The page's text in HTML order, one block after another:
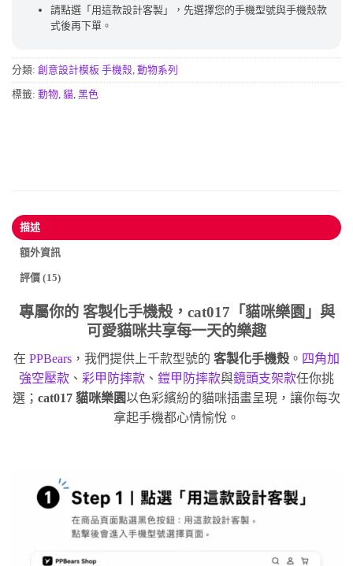
請點選「用這款設計客製」，先選擇您的手機型號與手機殼款
式後再下單。
分類: 創意設計模板 手機殼 動物系列
標籤: 動物 貓 黑色
描述
額外資訊
評價 (15)
專屬你的 客製化手機殼，cat017「貓咪樂園」與
可愛貓咪共享每一天的樂趣
在 PPBears ，我們提供上千款型號的 客製化手機殼 。 四角加
強空壓款 、 彩甲防摔款 、 鎧甲防摔款與鏡頭支架款任你挑
選； cat017 貓咪樂園以色彩繽紛的貓咪插畫呈現，讓你每次
拿起手機都心情愉悅。